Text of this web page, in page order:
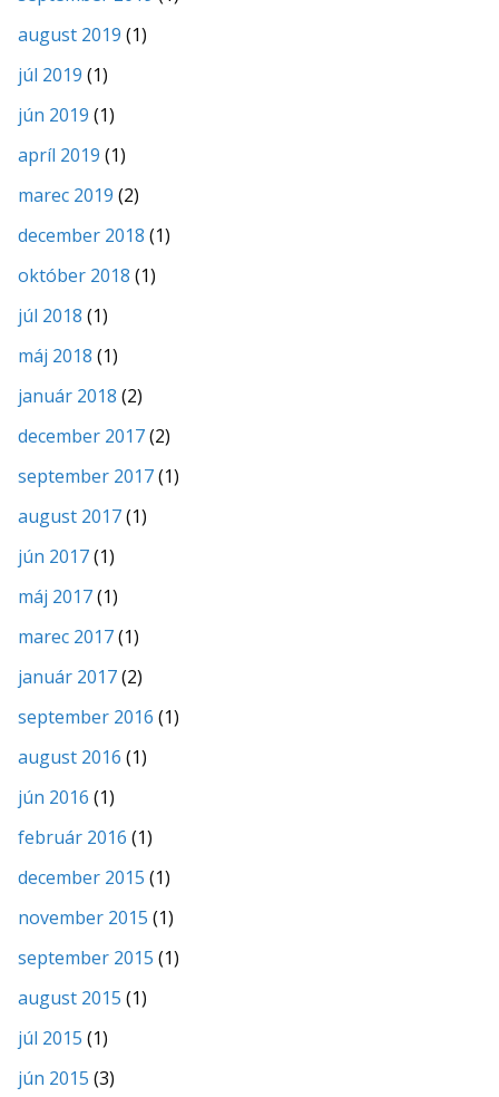
august 2019 (1)
júl 2019 (1)
jún 2019 (1)
apríl 2019 (1)
marec 2019 (2)
december 2018 (1)
október 2018 (1)
júl 2018 (1)
máj 2018 (1)
január 2018 (2)
december 2017(2)
september 2017(1)
august 2017(1)
jún 2017(1)
máj 2017(1)
marec 2017(1)
január 2017(2)
september 2016 (1)
august 2016 (1)
jún 2016 (1)
február 2016 (1)
december 2015 (1)
november 2015 (1)
september 2015 (1)
august 2015 (1)
júl 2015 (1)
jún 2015 (3)